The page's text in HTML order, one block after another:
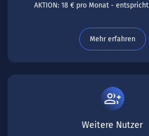
AKTION: 18 € pro Monat - entspricht
Mehr erfahren
Weitere Nutzer